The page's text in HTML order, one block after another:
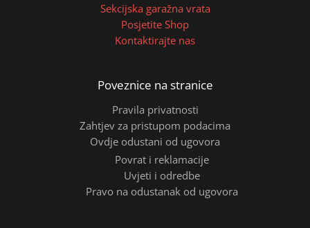
Sekcijska garažna vrata
Posjetite Shop
Kontaktirajte nas
Poveznice na stranice
Pravila privatnosti
Zahtjev za pristupom podacima
Ovdje odustani od ugovora
Povrat i reklamacije
Uvjeti i odredbe
Pravo na odustanak od ugovora